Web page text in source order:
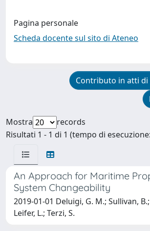
Pagina personale
Scheda docente sul sito di Ateneo
Contributo in atti di
Mostra
records
Risultati 1 - 1 di 1 (tempo di
An Approach for Maritime
System Changeability
2019-01-01 Deluigi, G. M.; Sullivan,
Leifer, L.; Terzi, S.